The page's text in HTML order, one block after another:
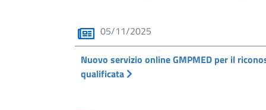
05/11/2025
Nuovo servizio online GMPMED per il
qualificata